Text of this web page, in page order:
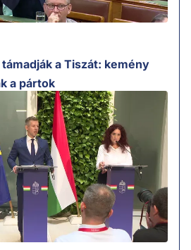
a Tiszát: kemény
a pártok